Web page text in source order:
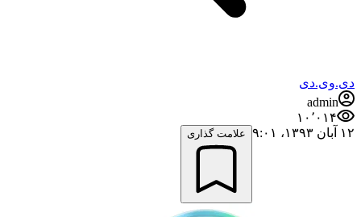
دی.وی.دی
admin
۱۰٬۰۱۴
۱۲ آبان ۱۳۹۳،‏ ۹:۰۱
علامت گذاری